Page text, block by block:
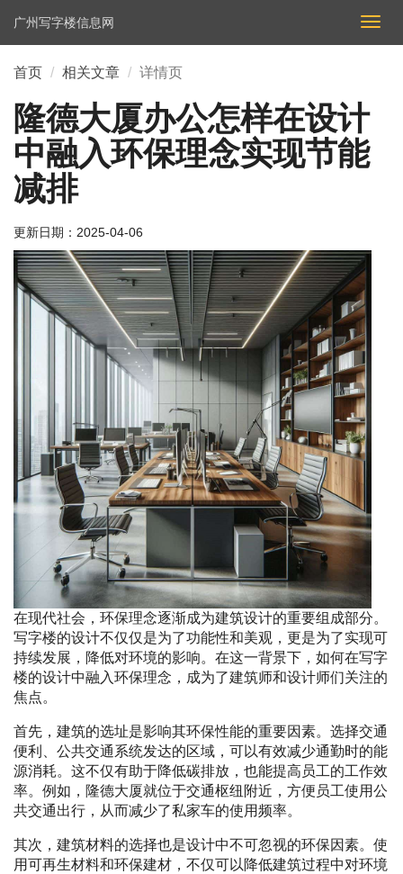
切
换
广州写字楼信息网
首页 相关文章 详情页
隆德大厦办公怎样在设计
中融入环保理念实现节能
减排
更新日期： 2025-04-06
在现代社会，环保理念逐渐成为建筑设计的重要组成部分。
写字楼的设计不仅仅是为了功能性和美观，更是为了实现可
持续发展，降低对环境的影响。在这一背景下，如何在写字
楼的设计中融入环保理念，成为了建筑师和设计师们关注的
焦点。
首先，建筑的选址是影响其环保性能的重要因素。选择交通
便利、公共交通系统发达的区域，可以有效减少通勤时的能
源消耗。这不仅有助于降低碳排放，也能提高员工的工作效
率。例如，隆德大厦就位于交通枢纽附近，方便员工使用公
共交通出行，从而减少了私家车的使用频率。
其次，建筑材料的选择也是设计中不可忽视的环保因素。使
用可再生材料和环保建材，不仅可以降低建筑过程中对环境